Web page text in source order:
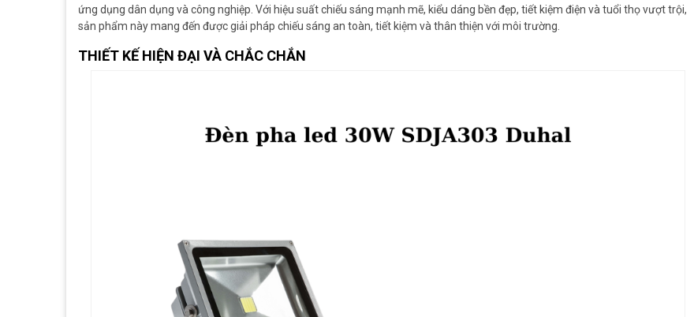
ứng dụng dân dụng và công nghiệp. Với hiệu suất chiếu sáng mạnh mẽ, kiểu dáng bền đẹp, tiết kiệm điện và tuổi thọ vượt trội,
sản phẩm này mang đến được giải pháp chiếu sáng an toàn, tiết kiệm và thân thiện với môi trường.
THIẾT KẾ HIỆN ĐẠI VÀ CHẮC CHẮN